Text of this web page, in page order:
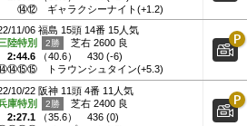
⑭⑫
ギャラクシーナイト(+1.2)
11/06 福島 15頭 14番 15人気
陸特別
芝右 2600 良
2:44.6 （40.6）
430 (-6)
トラウンシュタイン(+5.3)
10/22 阪神 11頭 4番 11人気
庫特別
芝右 2400 良
2:27.1 （35.6）
436 (0)